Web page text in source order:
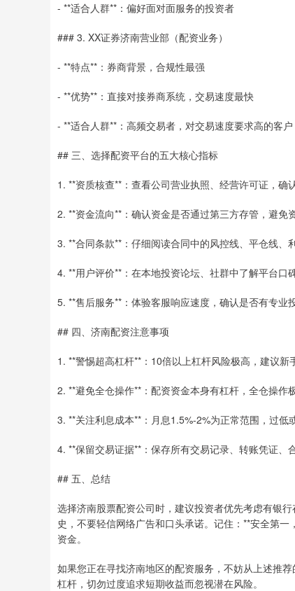
- **适合人群**：偏好面对面服务的投资者
### 3. XX证券济南营业部（配资业务）
- **特点**：券商背景，合规性最强
- **优势**：直接对接券商系统，交易速度最快
- **适合人群**：高频交易者，对交易速度要求高的客户
## 三、选择配资平台的五大核心指标
1. **资质核查**：查看公司营业执照、经营许可证，确
2. **资金流向**：确认资金是否通过第三方存管，避免
3. **合同条款**：仔细阅读合同中的风控线、平仓线、
4. **用户评价**：在本地投资论坛、社群中了解平台口
5. **售后服务**：体验客服响应速度，确认是否有专业
## 四、济南配资注意事项
1. **警惕超高杠杆**：10倍以上杠杆风险极高，建议新
2. **避免全仓操作**：配资资金本身有杠杆，全仓操作
3. **关注利息成本**：月息1.5%-2%为正常范围，过低
4. **保留交易证据**：保存所有交易记录、转账凭证、
## 五、总结
选择济南股票配资公司时，建议投资者优先考虑有银
史，不要轻信网络广告和口头承诺。记住：**安全第
资金。
如果您正在寻找济南地区的配资服务，不妨从上述推
杠杆，切勿过度追求短期收益而忽视潜在风险。